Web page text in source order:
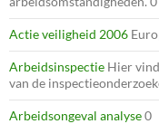
Actie veiligheid 2006
Arbeidsinspectie Hier
van de
Arbeidsongeval analyse0